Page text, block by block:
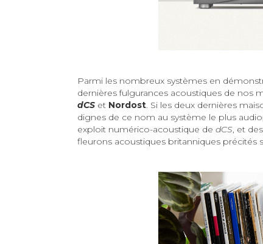
Parmi les nombreux systèmes en
dernières fulgurances acoustiques de nos
dCS et Nordost. Si les deux dernières
dignes de ce nom au système le plus
exploit numérico-acoustique de dCS, et
fleurons acoustiques britanniques précités